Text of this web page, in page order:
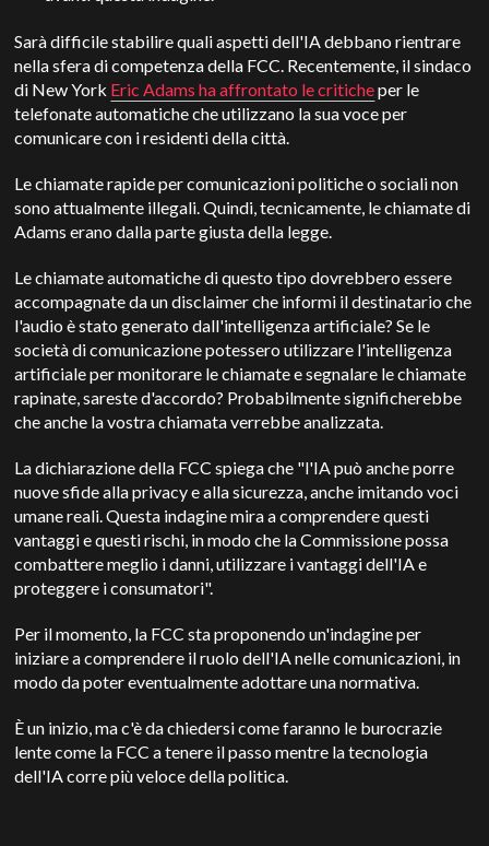
Sarà difficile stabilire quali aspetti dell'IA debbano rientrare
nella sfera di competenza della FCC. Recentemente, il sindaco
di New York Eric Adams ha affrontato le criticheper le
telefonate automatiche che utilizzano la sua voce per
comunicare con i residenti della città.
Le chiamate rapide per comunicazioni politiche o sociali non
sono attualmente illegali. Quindi, tecnicamente, le chiamate di
Adams erano dalla parte giusta della legge.
Le chiamate automatiche di questo tipo dovrebbero essere
accompagnate da un disclaimer che informi il destinatario che
l'audio è stato generato dall'intelligenza artificiale? Se le
società di comunicazione potessero utilizzare l'intelligenza
artificiale per monitorare le chiamate e segnalare le chiamate
rapinate, sareste d'accordo? Probabilmente significherebbe
che anche la vostra chiamata verrebbe analizzata.
La dichiarazione della FCC spiega che "l'IA può anche porre
nuove sfide alla privacy e alla sicurezza, anche imitando voci
umane reali. Questa indagine mira a comprendere questi
vantaggi e questi rischi, in modo che la Commissione possa
combattere meglio i danni, utilizzare i vantaggi dell'IA e
proteggere i consumatori".
Per il momento, la FCC sta proponendo un'indagine per
iniziare a comprendere il ruolo dell'IA nelle comunicazioni, in
modo da poter eventualmente adottare una normativa.
È un inizio, ma c'è da chiedersi come faranno le burocrazie
lente come la FCC a tenere il passo mentre la tecnologia
dell'IA corre più veloce della politica.